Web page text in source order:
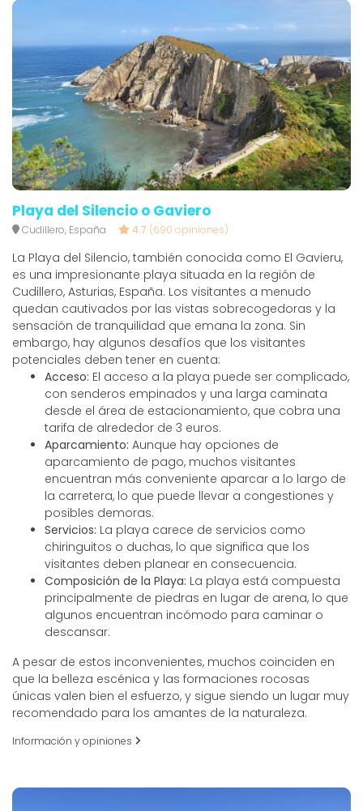
Playa del Silencio o Gaviero
Cudillero, España 4.7 (690 opiniones)
La Playa del Silencio, también conocida como El Gavieru,
es una impresionante playa situada en la región de
Cudillero, Asturias, España. Los visitantes a menudo
quedan cautivados por las vistas sobrecogedoras y la
sensación de tranquilidad que emana la zona. Sin
embargo, hay algunos desafíos que los visitantes
potenciales deben tener en cuenta:
Acceso: El acceso a la playa puede ser complicado,
con senderos empinados y una larga caminata
desde el área de estacionamiento, que cobra una
tarifa de alrededor de 3 euros.
Aparcamiento: Aunque hay opciones de
aparcamiento de pago, muchos visitantes
encuentran más conveniente aparcar a lo largo de
la carretera, lo que puede llevar a congestiones y
posibles demoras.
Servicios: La playa carece de servicios como
chiringuitos o duchas, lo que significa que los
visitantes deben planear en consecuencia.
Composición de la Playa: La playa está compuesta
principalmente de piedras en lugar de arena, lo que
algunos encuentran incómodo para caminar o
descansar.
A pesar de estos inconvenientes, muchos coinciden en
que la belleza escénica y las formaciones rocosas
únicas valen bien el esfuerzo, y sigue siendo un lugar muy
recomendado para los amantes de la naturaleza.
Información y opiniones